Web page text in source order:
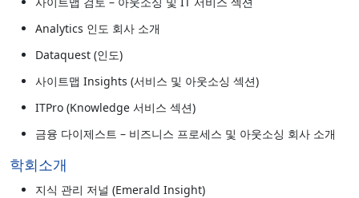
Analytics 인도 회사 소개
Dataquest (인도)
사이트맵 Insights (서비스 및 아웃소싱 섹션)
ITPro (Knowledge 서비스 섹션)
금융 다이제스트 – 비즈니스 프로세스 및 아웃소싱 회사 소개
학회소개
지식 관리 저널 (Emerald Insight)